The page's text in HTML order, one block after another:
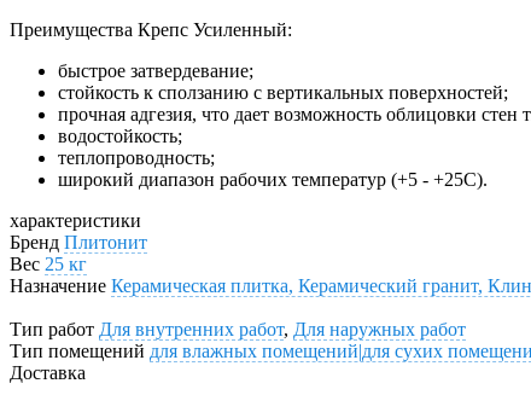
Преимущества Крепс Усиленный:
быстрое затвердевание;
стойкость к сползанию с вертикальных поверхностей;
прочная адгезия, что дает возможность облицовки
водостойкость;
теплопроводность;
широкий диапазон рабочих температур (+5 - +25С).
характеристики
Бренд Плитонит
Вес 25 кг
Назначение Керамическая плитка, Керамический гранит,
Тип работ Для внутренних работ, Для наружных работ
Тип помещений для влажных помещений|для сухих
Доставка